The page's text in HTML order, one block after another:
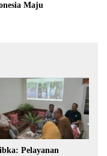
Maju
Pelayanan